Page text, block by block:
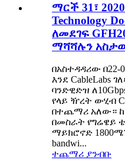
ማርች 31፣
Technology
ለመደገፍ
ማሻሻሉን
በአስተዳዳሪው በ22-
እንደ CableLabs
ባንድዊድዝ
የላይ ዥረት ውሂብ
በተጨማሪ አለው።
በመስራት የግሬዌይ
ማይክሮኖድ
bandwi...
ተጨማሪ ያንብቡ